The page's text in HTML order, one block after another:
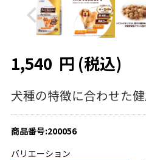
Previous
1,540 円 (税込)
犬種の特徴に合わせた
商品番号:200056
バリエーション